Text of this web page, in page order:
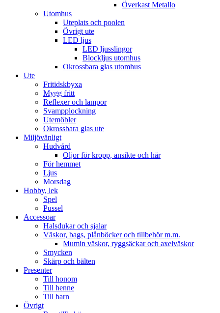
Överkast Metallo
Utomhus
Uteplats och poolen
Övrigt ute
LED ljus
LED ljusslingor
Blockljus utomhus
Okrossbara glas utomhus
Ute
Fritidskbyxa
Mygg fritt
Reflexer och lampor
Svampplockning
Utemöbler
Okrossbara glas ute
Miljövänligt
Hudvård
Oljor för kropp, ansikte och hår
För hemmet
Ljus
Morsdag
Hobby, lek
Spel
Pussel
Accessoar
Halsdukar och sjalar
Väskor, bags, plånböcker och tillbehör m.m.
Mumin väskor, ryggsäckar och axelväskor
Smycken
Skärp och bälten
Presenter
Till honom
Till henne
Till barn
Övrigt